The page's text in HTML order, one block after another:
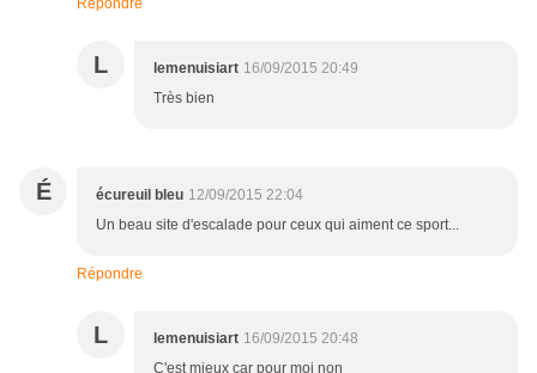
Répondre
L lemenuisiart 16/09/2015 20:49
Très bien
É écureuil bleu 12/09/2015 22:04
Un beau site d'escalade pour ceux qui aiment ce sport...
Répondre
L lemenuisiart 16/09/2015 20:48
C'est mieux car pour moi non